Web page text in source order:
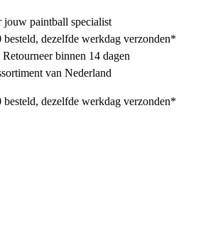
jouw paintball specialist
besteld, dezelfde werkdag verzonden*
binnen 14 dagen
van Nederland
binnen 14 dagen